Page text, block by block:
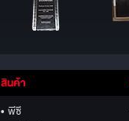
สินค้า
• พีซี